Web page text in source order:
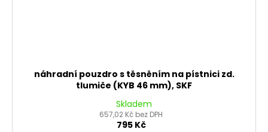
náhradní pouzdro s těsněním na pístnici zd.
tlumiče (KYB 46 mm), SKF
Skladem
657,02 Kč bez DPH
795 Kč